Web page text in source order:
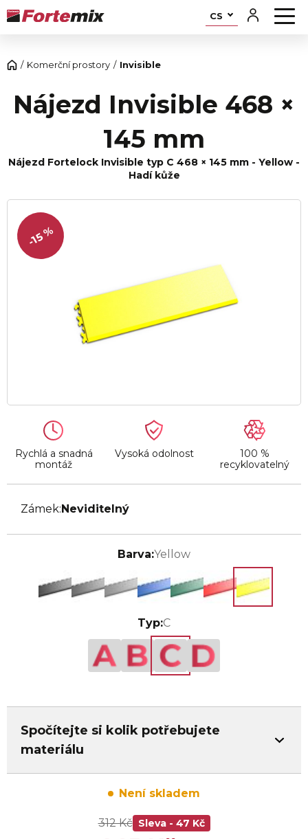
CS
Komerční prostory Invisible
Nájezd Invisible 468 ×
145 mm
Nájezd Fortelock Invisible typ C 468 × 145 mm - Yellow -
Hadí kůže
Rychlá a snadná
montáž
Vysoká odolnost
100 %
recyklovatelný
-15 %
Zámek:Neviditelný
Barva:Yellow
Typ:C
Spočítejte si kolik potřebujete
materiálu
Není skladem
312 Kč Sleva - 47 Kč